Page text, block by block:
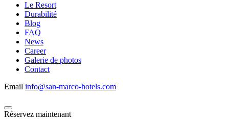
Le Resort
Durabilité
Blog
FAQ
News
Career
Galerie de photos
Contact
Email info@san-marco-hotels.com
Réservez maintenant